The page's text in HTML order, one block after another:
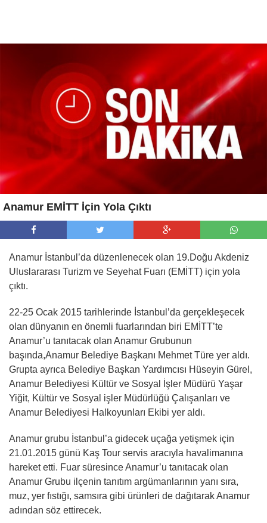
Anamur EMİTT İçin Yola Çıktı
Anamur İstanbul’da düzenlenecek olan 19.Doğu Akdeniz
Uluslararası Turizm ve Seyehat Fuarı (EMİTT) için yola
çıktı.
22-25 Ocak 2015 tarihlerinde İstanbul’da gerçekleşecek
olan dünyanın en önemli fuarlarından biri EMİTT’te
Anamur’u tanıtacak olan Anamur Grubunun
başında,Anamur Belediye Başkanı Mehmet Türe yer aldı.
Grupta ayrıca Belediye Başkan Yardımcısı Hüseyin Gürel,
Anamur Belediyesi Kültür ve Sosyal İşler Müdürü Yaşar
Yiğit, Kültür ve Sosyal işler Müdürlüğü Çalışanları ve
Anamur Belediyesi Halkoyunları Ekibi yer aldı.
Anamur grubu İstanbul’a gidecek uçağa yetişmek için
21.01.2015 günü Kaş Tour servis aracıyla havalimanına
hareket etti. Fuar süresince Anamur’u tanıtacak olan
Anamur Grubu ilçenin tanıtım argümanlarının yanı sıra,
muz, yer fıstığı, samsıra gibi ürünleri de dağıtarak Anamur
adından söz ettirecek.